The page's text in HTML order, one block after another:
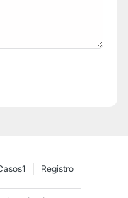
Registro